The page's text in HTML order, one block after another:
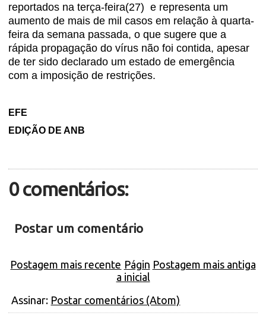
reportados na terça-feira(27) e representa um
aumento de mais de mil casos em relação à quarta-
feira da semana passada, o que sugere que a
rápida propagação do vírus não foi contida, apesar
de ter sido declarado um estado de emergência
com a imposição de restrições.
EFE
EDIÇÃO DE ANB
0 comentários:
Postar um comentário
Postagem mais recente Postagem mais antiga
Págin
a inicial
Assinar: Postar comentários (Atom)